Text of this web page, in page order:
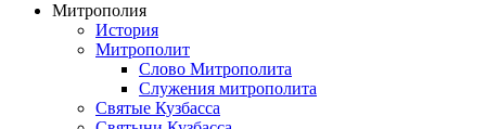
Митрополия
История
Митрополит
Слово Митрополита
Служения митрополита
Святые Кузбасса